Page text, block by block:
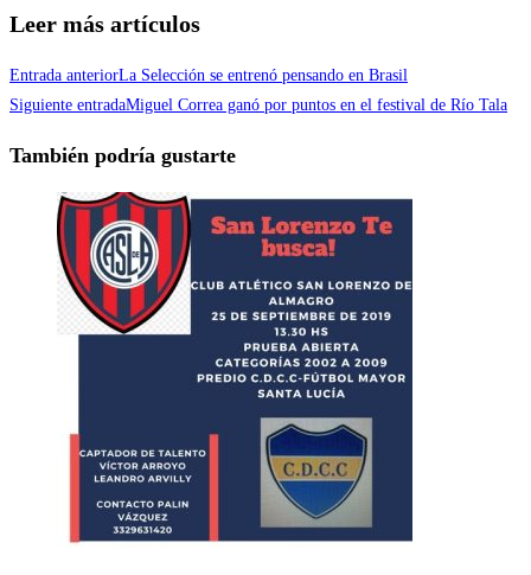
Leer más artículos
Entrada anteriorLa Selección se entrenó pensando en Brasil
Siguiente entradaMiguel Correa ganó por puntos en el festival de Río Tala
También podría gustarte